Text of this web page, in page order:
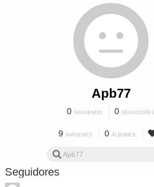
Apb77
0 SIGUIENDO 0 SEGUIDORES
9 IMÁGENES 0 ÁLBUMES
Seguidores